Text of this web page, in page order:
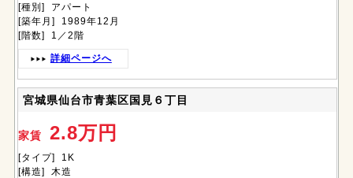
[種別] アパート
[築年月] 1989年12月
[階数] 1／2階
詳細ページへ
宮城県仙台市青葉区国見６丁目
家賃 2.8万円
[タイプ] 1K
[構造] 木造